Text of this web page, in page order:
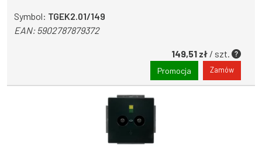
Symbol: TGEK2.01/149
EAN:5902787879372
149,51 zł / szt.
Promocja Zamów